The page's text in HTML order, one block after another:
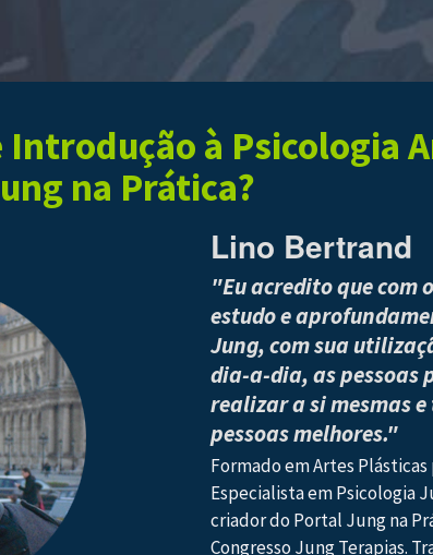
Introdução à Psicologia
na Prática?
Lino Bertrand
"Eu acredito que com
estudo e
Jung, com sua
dia-a-dia, as pessoas
realizar a si mesmas
pessoas melhores."
Formado em Artes
Especialista em Psicologia
criador do Portal Jung na
Congresso Jung Terapias.